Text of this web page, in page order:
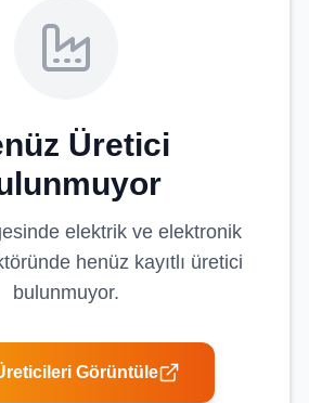
Üretici
elektrik ve elektronik
henüz kayıtlı üretici
bulunmuyor.
Görüntüle